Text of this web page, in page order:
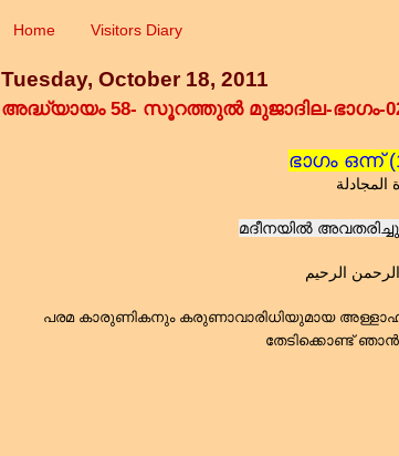
Home Visitors Diary
Tuesday, October 18, 2011
അദ്ധ്യായം 58- സൂറത്തുൽ മുജാദില-ഭാഗം-
ഭാഗം ഒന്ന്
المجادلة
മദീനയിൽ
الرحيم
പരമ കാരുണികനും കരുണാവാരിധിയുമായ
തേടിക്കൊണ്ട്